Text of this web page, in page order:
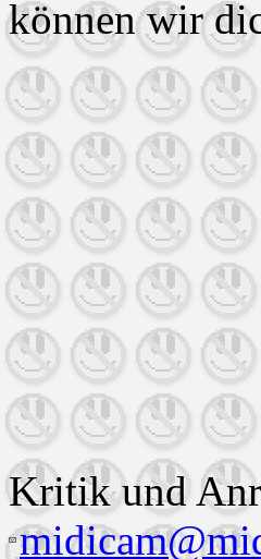
können wir
Kritik und